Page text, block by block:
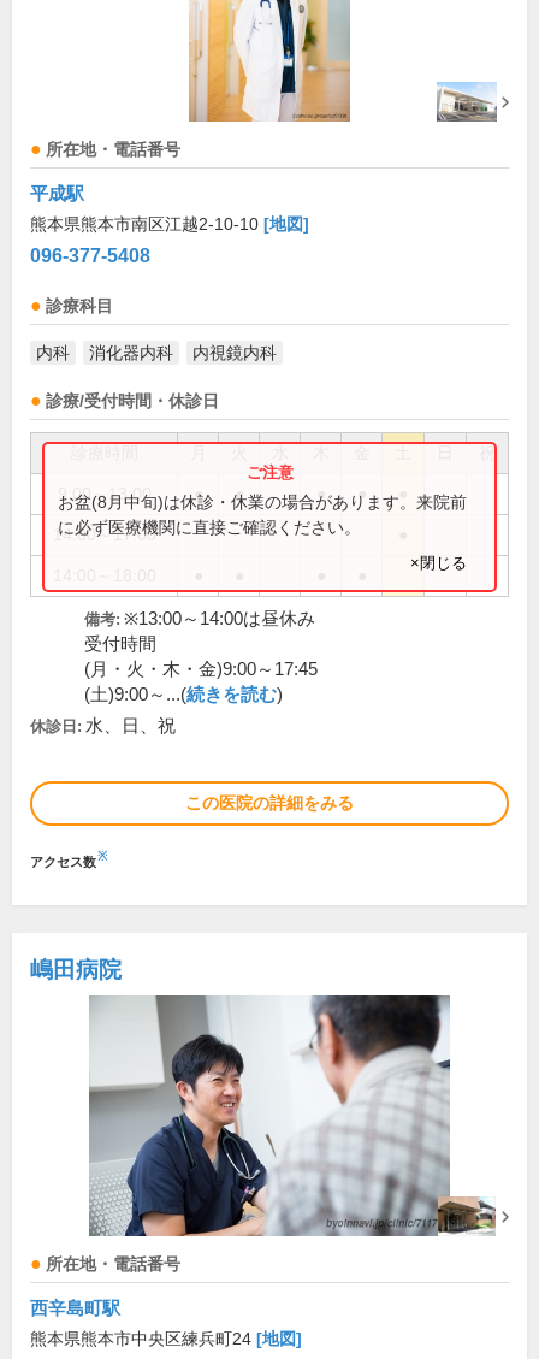
所在地・電話番号
平成駅
熊本県熊本市南区江越2-10-10 [地図]
096-377-5408
診療科目
内科 消化器内科 内視鏡内科
診療/受付時間・休診日
祝
9:00～13:00 ● ● ● ●
14:00～17:00
お盆(8月中旬)は休診・休業の場合があります。来院前
に必ず医療機関に直接ご確認ください。
×閉じる
備考: ※13:00～14:00は昼休み
受付時間
(月・火・木・金)9:00～17:45
(土)9:00～...(続きを読む)
休診日: 水、日、祝
この医院の詳細をみる
アクセス数※
嶋田病院
所在地・電話番号
西辛島町駅
熊本県熊本市中央区練兵町24 [地図]